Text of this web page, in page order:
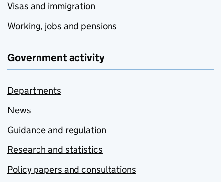
Visas and immigration
Working, jobs and pensions
Government activity
Departments
News
Guidance and regulation
Research and statistics
Policy papers and consultations